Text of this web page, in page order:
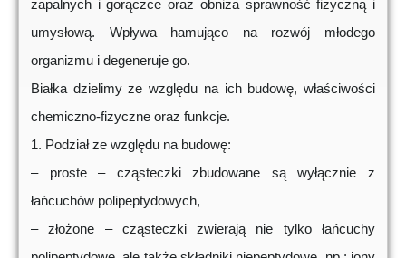
zapalnych i gorączce oraz obniża sprawność fizyczną i
umysłową. Wpływa hamująco na rozwój młodego
organizmu i degeneruje go.
Białka dzielimy ze względu na ich budowę, właściwości
chemiczno-fizyczne oraz funkcje.
1. Podział ze względu na budowę:
– proste – cząsteczki zbudowane są wyłącznie z
łańcuchów polipeptydowych,
– złożone – cząsteczki zwierają nie tylko łańcuchy